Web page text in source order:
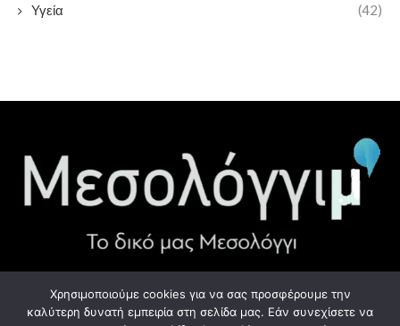
Υγεία (42)
ΧΡΉΣΙΜΑ LINK
Χρησιμοποιούμε cookies για να σας προσφέρουμε την
καλύτερη δυνατή εμπειρία στη σελίδα μας. Εάν συνεχίσετε να